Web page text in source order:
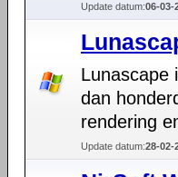
Update datum:06-03-
Lunascape
dan
rendering
Update datum:28-02-